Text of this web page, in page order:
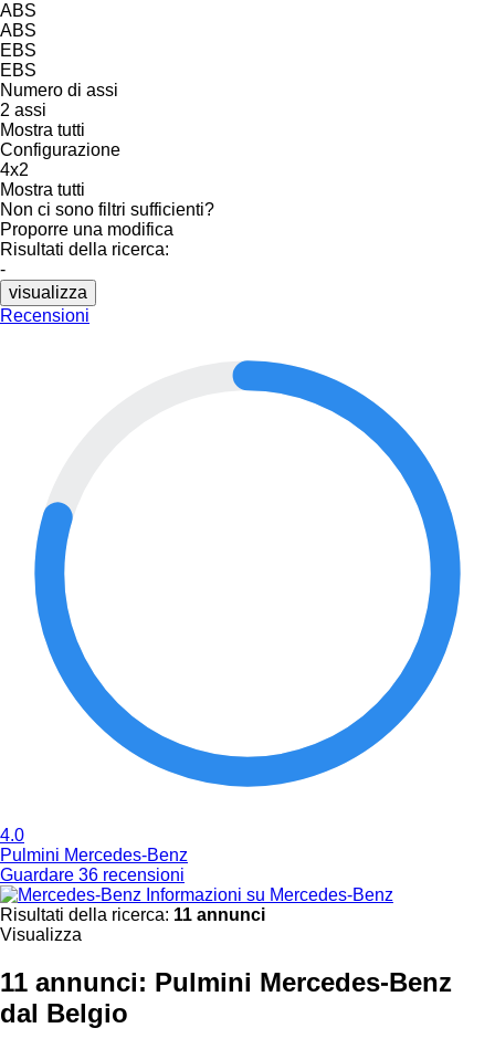
ABS
ABS
EBS
EBS
Numero di assi
2 assi
Mostra tutti
Configurazione
4x2
Mostra tutti
Non ci sono filtri sufficienti?
Proporre una modifica
Risultati della ricerca:
-
visualizza
Recensioni
4.0
Pulmini Mercedes-Benz
Guardare 36 recensioni
Informazioni su Mercedes-Benz
Risultati della ricerca: 11 annunci
Visualizza
11 annunci: Pulmini Mercedes-Benz
dal Belgio